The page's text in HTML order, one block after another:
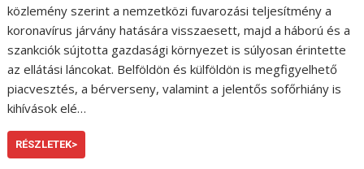
közlemény szerint a nemzetközi fuvarozási teljesítmény a
koronavírus járvány hatására visszaesett, majd a háború és a
szankciók sújtotta gazdasági környezet is súlyosan érintette
az ellátási láncokat. Belföldön és külföldön is megfigyelhető
piacvesztés, a bérverseny, valamint a jelentős sofőrhiány is
kihívások elé…
RÉSZLETEK>